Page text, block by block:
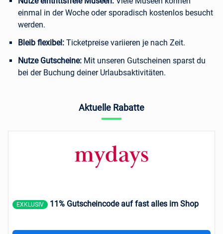
einmal in der Woche oder sporadisch kostenlos besucht
werden.
Bleib flexibel: Ticketpreise variieren je nach Zeit.
Nutze Gutscheine: Mit unseren Gutscheinen sparst du
bei der Buchung deiner Urlaubsaktivitäten.
Aktuelle Rabatte
EXKLUSIV 11% Gutscheincode auf fast alles im Shop